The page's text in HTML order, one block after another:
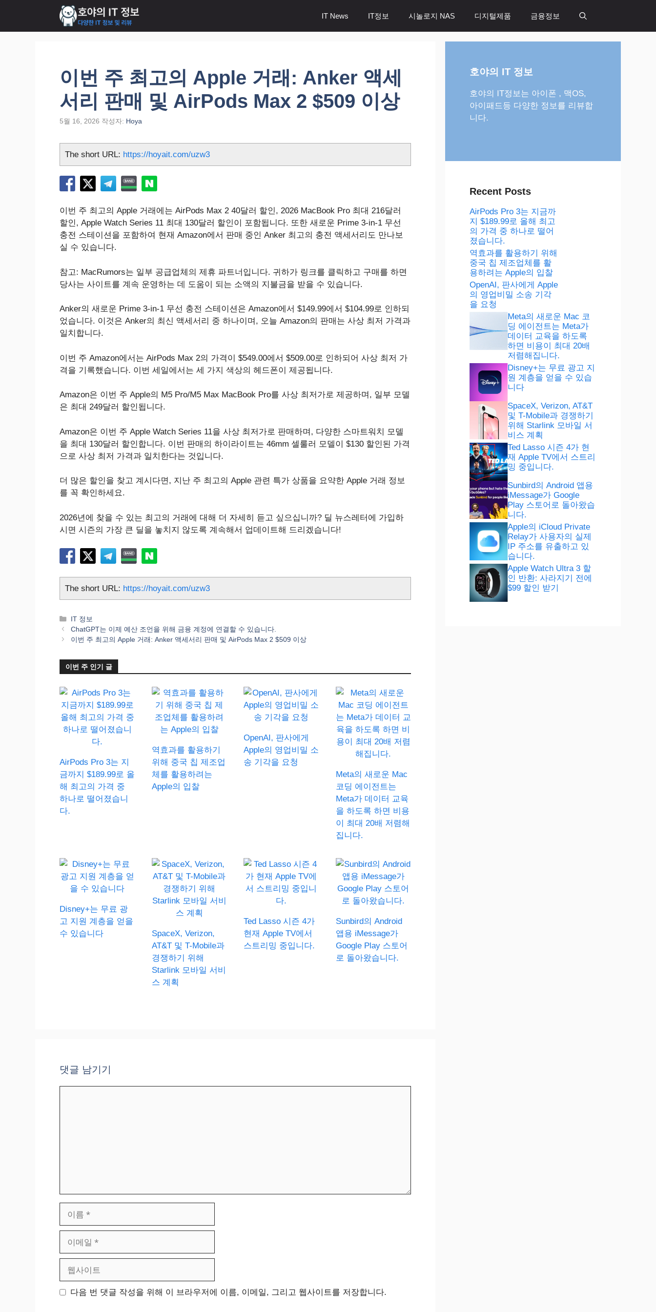
츠
IT News IT정보 시놀로지 NAS 디지털제품 금융정보
이번 주 최고의 Apple 거래: Anker 액세
서리 판매 및 AirPods Max 2 $509 이상
5월 16, 2026 작성자: Hoya
The short URL: https://hoyait.com/uzw3
이번 주 최고의 Apple 거래에는 AirPods Max 2 40달러 할인, 2026 MacBook Pro 최대 216달러
할인, Apple Watch Series 11 최대 130달러 할인이 포함됩니다. 또한 새로운 Prime 3-in-1 무선
충전 스테이션을 포함하여 현재 Amazon에서 판매 중인 Anker 최고의 충전 액세서리도 만나보
실 수 있습니다.
참고: MacRumors는 일부 공급업체의 제휴 파트너입니다. 귀하가 링크를 클릭하고 구매를 하면
당사는 사이트를 계속 운영하는 데 도움이 되는 소액의 지불금을 받을 수 있습니다.
Anker의 새로운 Prime 3-in-1 무선 충전 스테이션은 Amazon에서 $149.99에서 $104.99로 인하되
었습니다. 이것은 Anker의 최신 액세서리 중 하나이며, 오늘 Amazon의 판매는 사상 최저 가격과
일치합니다.
이번 주 Amazon에서는 AirPods Max 2의 가격이 $549.00에서 $509.00로 인하되어 사상 최저 가
격을 기록했습니다. 이번 세일에서는 세 가지 색상의 헤드폰이 제공됩니다.
Amazon은 이번 주 Apple의 M5 Pro/M5 Max MacBook Pro를 사상 최저가로 제공하며, 일부 모델
은 최대 249달러 할인됩니다.
Amazon은 이번 주 Apple Watch Series 11을 사상 최저가로 판매하며, 다양한 스마트워치 모델
을 최대 130달러 할인합니다. 이번 판매의 하이라이트는 46mm 셀룰러 모델이 $130 할인된 가격
으로 사상 최저 가격과 일치한다는 것입니다.
더 많은 할인을 찾고 계시다면, 지난 주 최고의 Apple 관련 특가 상품을 요약한 Apple 거래 정보
를 꼭 확인하세요.
2026년에 찾을 수 있는 최고의 거래에 대해 더 자세히 듣고 싶으십니까? 딜 뉴스레터에 가입하
시면 시즌의 가장 큰 딜을 놓치지 않도록 계속해서 업데이트해 드리겠습니다!
The short URL: https://hoyait.com/uzw3
카
테
고
IT 정보
ChatGPT는 이제 예산 조언을 위해 금융 계정에 연결할 수 있습니다.
이번 주 최고의 Apple 거래: Anker 액세서리 판매 및 AirPods Max 2 $509 이상
이번 주 인기 글
AirPods Pro 3는 지
금까지 $189.99로 올
해 최고의 가격 중
하나로 떨어졌습니
다.
역효과를 활용하기
위해 중국 칩 제조업
체를 활용하려는
Apple의 입찰
OpenAI, 판사에게
Apple의 영업비밀 소
송 기각을 요청
Meta의 새로운 Mac
코딩 에이전트는
Meta가 데이터 교육
을 하도록 하면 비용
이 최대 20배 저렴해
집니다.
Disney+는 무료 광
고 지원 계층을 얻을
수 있습니다
SpaceX, Verizon,
AT&T 및 T-Mobile과
경쟁하기 위해
Starlink 모바일 서비
스 계획
Ted Lasso 시즌 4가
현재 Apple TV에서
스트리밍 중입니다.
Sunbird의 Android
앱용 iMessage가
Google Play 스토어
로 돌아왔습니다.
댓글 남기기
일
이 다음 번 댓글 작성을 위해 이 브라우저에 이름, 이메일, 그리고 웹사이트를 저장합니다.
호야의 IT 정보
호야의 IT정보는 아이폰 , 맥OS,
아이패드등 다양한 정보를 리뷰합
니다.
Recent Posts
AirPods Pro 3는 지금까
지 $189.99로 올해 최고
의 가격 중 하나로 떨어
졌습니다.
역효과를 활용하기 위해
중국 칩 제조업체를 활
용하려는 Apple의 입찰
OpenAI, 판사에게 Apple
의 영업비밀 소송 기각
을 요청
Meta의 새로운 Mac 코
딩 에이전트는 Meta가
데이터 교육을 하도록
하면 비용이 최대 20배
저렴해집니다.
Disney+는 무료 광고 지
원 계층을 얻을 수 있습
니다
SpaceX, Verizon, AT&T
및 T-Mobile과 경쟁하기
위해 Starlink 모바일 서
비스 계획
Ted Lasso 시즌 4가 현
재 Apple TV에서 스트리
밍 중입니다.
Sunbird의 Android 앱용
iMessage가 Google
Play 스토어로 돌아왔습
니다.
Apple의 iCloud Private
Relay가 사용자의 실제
IP 주소를 유출하고 있
습니다.
Apple Watch Ultra 3 할
인 반환: 사라지기 전에
$99 할인 받기